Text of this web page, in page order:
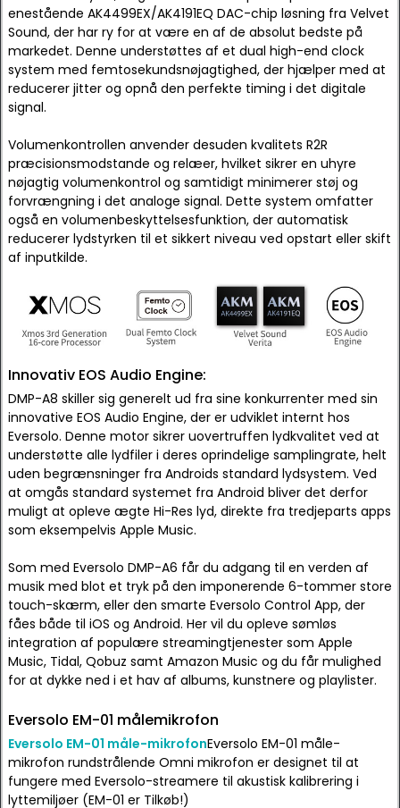
enestående AK4499EX/AK4191EQ DAC-chip løsning fra Velvet
Sound, der har ry for at være en af de absolut bedste på
markedet. Denne understøttes af et dual high-end clock
system med femtosekundsnøjagtighed, der hjælper med at
reducerer jitter og opnå den perfekte timing i det digitale
signal.
Volumenkontrollen anvender desuden kvalitets R2R
præcisionsmodstande og relæer, hvilket sikrer en uhyre
nøjagtig volumenkontrol og samtidigt minimerer støj og
forvrængning i det analoge signal. Dette system omfatter
også en volumenbeskyttelsesfunktion, der automatisk
reducerer lydstyrken til et sikkert niveau ved opstart eller skift
af inputkilde.
Innovativ EOS Audio Engine:
DMP-A8 skiller sig generelt ud fra sine konkurrenter med sin
innovative EOS Audio Engine, der er udviklet internt hos
Eversolo. Denne motor sikrer uovertruffen lydkvalitet ved at
understøtte alle lydfiler i deres oprindelige samplingrate, helt
uden begrænsninger fra Androids standard lydsystem. Ved
at omgås standard systemet fra Android bliver det derfor
muligt at opleve ægte Hi-Res lyd, direkte fra tredjeparts apps
som eksempelvis Apple Music.
Som med Eversolo DMP-A6 får du adgang til en verden af
musik med blot et tryk på den imponerende 6-tommer store
touch-skærm, eller den smarte Eversolo Control App, der
fåes både til iOS og Android. Her vil du opleve sømløs
integration af populære streamingtjenester som Apple
Music, Tidal, Qobuz samt Amazon Music og du får mulighed
for at dykke ned i et hav af albums, kunstnere og playlister.
Eversolo EM-01 målemikrofon
Eversolo EM-01 måle-mikrofonEversolo EM-01 måle-
mikrofon rundstrålende Omni mikrofon er designet til at
fungere med Eversolo-streamere til akustisk kalibrering i
lyttemiljøer (EM-01 er Tilkøb!)